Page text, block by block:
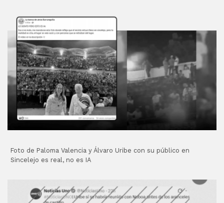
Foto de Paloma Valencia y Álvaro Uribe con su público en
Sincelejo es real, no es IA